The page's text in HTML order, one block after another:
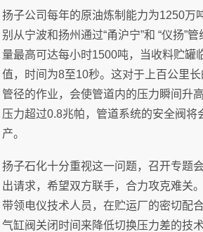
扬子公司每年的原油炼制能力为1250万
别从宁波和扬州通过“甬沪宁”和 “仪扬”
量最高可达每小时1500吨，当收料贮罐
值，时间为8至10秒。这对于上百公里
管径的作业，会使管道内的压力瞬间升
压力超过0.8兆帕，管道系统的安全阀
产。
扬子石化十分重视这一问题，召开专题
出请求，希望双方联手，合力攻克难关
带领电仪技术人员，在贮运厂的密切配
气缸阀关闭时间来降低切换压力差的技